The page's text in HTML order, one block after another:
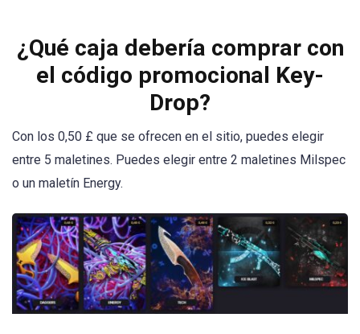
¿Qué caja debería comprar con
el código promocional Key-
Drop?
Con los 0,50 £ que se ofrecen en el sitio, puedes elegir
entre 5 maletines. Puedes elegir entre 2 maletines Milspec
o un maletín Energy.